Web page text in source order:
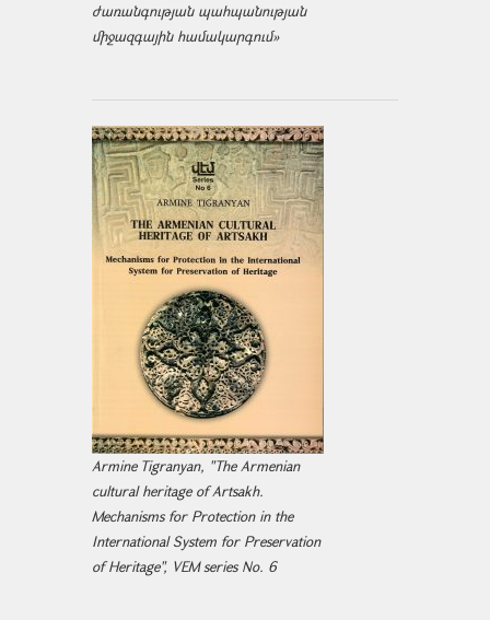
ժառանգության պահպանության
միջազ­գային համակարգում»
Armine Tigranyan, "The Armenian
cultural heritage of Artsakh.
Mechanisms for Protection in the
International System for Preservation
of Heritage", VEM series No. 6